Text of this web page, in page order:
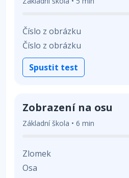
Číslo z obrázku
Číslo z obrázku
Spustit test
Zobrazení na osu
Základní škola • 6 min
Zlomek
Osa